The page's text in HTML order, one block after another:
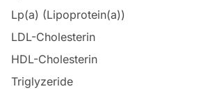
Lp(a) (Lipoprotein(a))
LDL-Cholesterin
HDL-Cholesterin
Triglyzeride